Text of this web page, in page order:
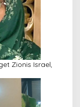
Zionis Israel,